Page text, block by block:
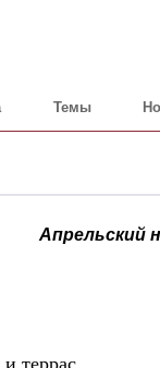
Темы
Апрельский
террас